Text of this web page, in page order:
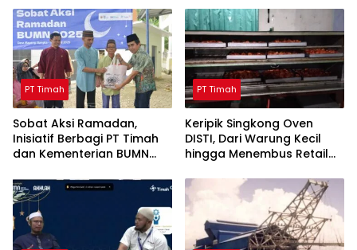
dan Piatu
Barat
PT Timah
Sobat Aksi Ramadan,
Inisiatif Berbagi PT Timah
dan Kementerian BUMN
PT Timah
Keripik Singkong Oven
DISTI, Dari Warung Kecil
hingga Menembus Retail
PT Timah